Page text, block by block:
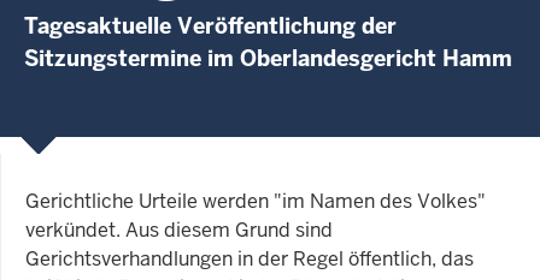
Tagesaktuelle Veröffentlichung der
Sitzungstermine im Oberlandesgericht Hamm
Gerichtliche Urteile werden "im Namen des Volkes"
verkündet. Aus diesem Grund sind
Gerichtsverhandlungen in der Regel öffentlich, das